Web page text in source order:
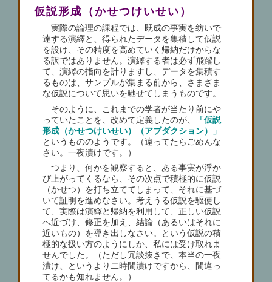
仮説形成（かせつけいせい）
実際の論理の課程では、既成の事実を紡いで
達する演繹と、得られたデータを集積して仮説
を設け、その精度を高めていく帰納だけからな
る訳ではありません。演繹する者は必ず飛躍し
て、演繹の指向を計りますし、データを集積す
るものは、サンプルが集まる前から、さまざま
な仮説について思いを馳せてしまうものです。
そのように、これまでの学者が当たり前にや
っていたことを、改めて定義したのが、
「仮説
形成（かせつけいせい）（アブダクション）」
というもののようです。（違ってたらごめんな
さい。一夜漬けです。）
つまり、何かを観察すると、ある事実が浮か
び上がってくるなら、その次点で積極的に仮説
（かせつ）を打ち立ててしまって、それに基づ
いて証明を進めなさい。考えうる仮説を駆使し
て、実際は演繹と帰納を利用して、正しい仮説
へ近づけ、修正を加え、結論（あるいはそれに
近いもの）を導き出しなさい。という仮説の積
極的な扱い方のようにしか、私には受け取れま
せんでした。（ただし冗談抜きで、本当の一夜
漬け、というより二時間漬けですから、間違っ
てるかも知れません。）